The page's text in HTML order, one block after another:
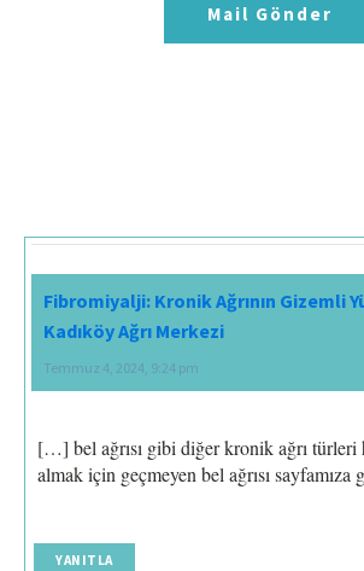
Mail Gönder
Fibromiyalji: Kronik Ağrının Gizemli
Kadıköy Ağrı Merkezi
Temmuz 4, 2024, 9:24 pm
[…] bel ağrısı gibi diğer kronik ağrı türleri
almak için geçmeyen bel ağrısı
YANITLA